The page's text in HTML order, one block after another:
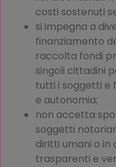
costi sostenuti
si impegna a
finanziamento
raccolta fondi
singoli cittadini
tutti i soggetti e
e autonomia;
non accetta
soggetti
diritti umani o in
trasparenti e